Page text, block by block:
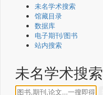
未名学术搜索
馆藏目录
数据库
电子期刊/图书
站内搜索
未名学术搜索